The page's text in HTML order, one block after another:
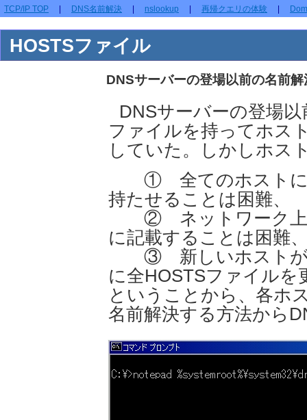
TCP/IP TOP DNS名前解決 nslookup 再帰クエリの体験
HOSTSファイル
DNSサーバーの登場以前の名前
DNSサーバーの登場
ファイルを持ってホス
していた。しかしホス
① 全てのホストに同
持たせることは困難、
② ネットワーク上の
に記載することは困難
③ 新しいホストが
に全HOSTSファイルを
ということから、各ホ
名前解決する方法から